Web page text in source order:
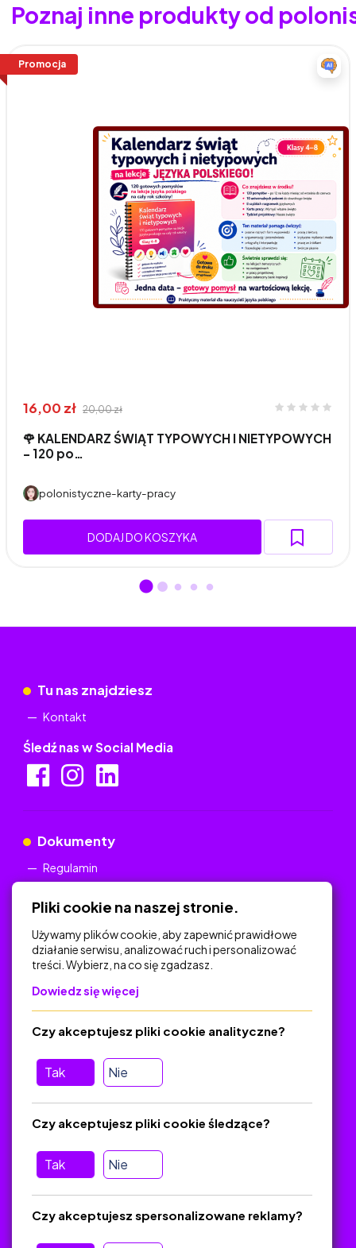
Poznaj inne produkty od
Promocja
16,00 zł 20,00 zł
🌹 KALENDARZ ŚWIĄT TYPOWYCH I NIETYPOWYCH
– 120 po…
polonistyczne-karty-pracy
DODAJ DO KOSZYKA
Tu nas znajdziesz
Kontakt
Śledź nas w Social Media
Dokumenty
Regulamin
Na skróty
Polityka Prywatności
Regulamin
O platformie
Baza materiałów dydaktycznych
Jak zostać autorem
FAQ
Pliki cookie na naszej stronie.
Używamy plików cookie, aby zapewnić prawidłowe
działanie serwisu, analizować ruch i personalizować
treści. Wybierz, na co się zgadzasz.
Dowiedz się więcej
Tak Nie
Czy akceptujesz pliki cookie analityczne?
Tak Nie
Czy akceptujesz pliki cookie śledzące?
Czy akceptujesz spersonalizowane reklamy?